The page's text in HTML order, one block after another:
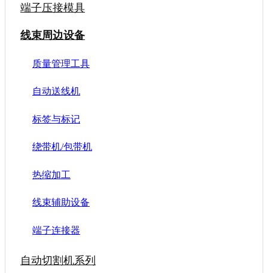
端子压接模具
线束周边设备
质量管理工具
自动送线机
标签与标记
绕带机/包带机
热缩加工
线束辅助设备
端子连接器
自动切割机系列